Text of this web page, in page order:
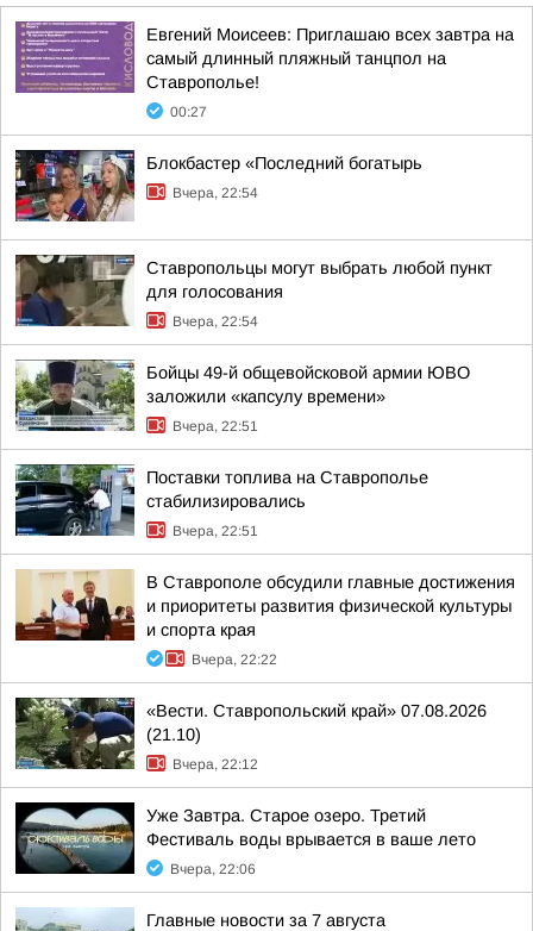
Евгений Моисеев: Приглашаю всех завтра на
самый длинный пляжный танцпол на
Ставрополье!
00:27
Блокбастер «Последний богатырь
Вчера, 22:54
Ставропольцы могут выбрать любой пункт
для голосования
Вчера, 22:54
Бойцы 49-й общевойсковой армии ЮВО
заложили «капсулу времени»
Вчера, 22:51
Поставки топлива на Ставрополье
стабилизировались
Вчера, 22:51
В Ставрополе обсудили главные достижения
и приоритеты развития физической культуры
и спорта края
Вчера, 22:22
«Вести. Ставропольский край» 07.08.2026
(21.10)
Вчера, 22:12
Уже Завтра. Старое озеро. Третий
Фестиваль воды врывается в ваше лето
Вчера, 22:06
Главные новости за 7 августа